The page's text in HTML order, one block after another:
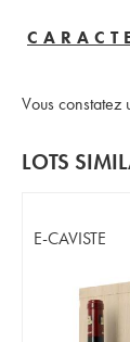
Vous constatez
LOTS
E-CAVISTE